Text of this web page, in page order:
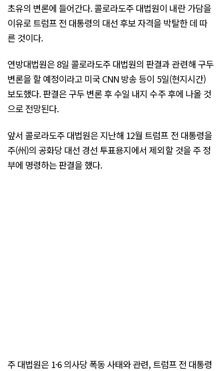
초유의 변론에 들어간다. 콜로라도주 대법원이 내란 가담을
이유로 트럼프 전 대통령의 대선 후보 자격을 박탈한 데 따
른 것이다.
연방대법원은 8일 콜로라도주 대법원의 판결과 관련해 구두
변론을 할 예정이라고 미국 CNN 방송 등이 5일(현지시간)
보도했다. 판결은 구두 변론 후 수일 내지 수주 후에 나올 것
으로 전망된다.
앞서 콜로라도주 대법원은 지난해 12월 트럼프 전 대통령을
주(州)의 공화당 대선 경선 투표용지에서 제외할 것을 주 정
부에 명령하는 판결을 했다.
주 대법원은 1·6 의사당 폭동 사태와 관련, 트럼프 전 대통령